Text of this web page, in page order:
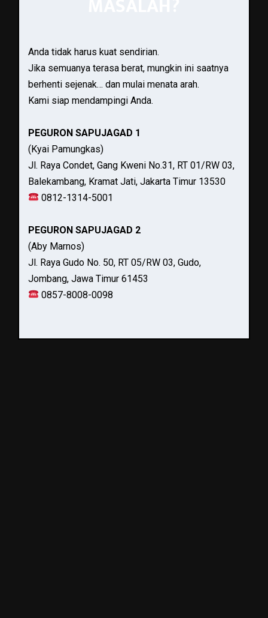
Anda tidak harus kuat sendirian.
Jika semuanya terasa berat, mungkin ini saatnya
berhenti sejenak… dan mulai menata arah.
Kami siap mendampingi Anda.
PEGURON SAPUJAGAD 1
(Kyai Pamungkas)
Jl. Raya Condet, Gang Kweni No.31, RT 01/RW 03,
Balekambang, Kramat Jati, Jakarta Timur 13530
0812-1314-5001
PEGURON SAPUJAGAD 2
(Aby Marnos)
Jl. Raya Gudo No. 50, RT 05/RW 03, Gudo,
Jombang, Jawa Timur 61453
0857-8008-0098